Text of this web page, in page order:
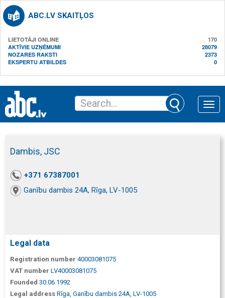
ABC.LV SKAITĻOS
LIETOTĀJI ONLINE
170
AKTĪVIE UZŅĒMUMI
28079
NOZARES RAKSTI
2373
EKSPERTU ATBILDES
0
Toggle
Dambis, JSC
+371 67387001
Ganību dambis 24A, Rīga, LV-1005
Legal data
Registration number 40003081075
VAT number LV40003081075
Founded 30.06.1992
Legal address Rīga, Ganību dambis 24A, LV-1005